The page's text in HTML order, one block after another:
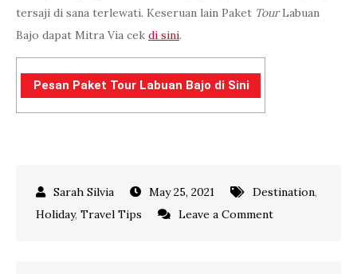
tersaji di sana terlewati. Keseruan lain Paket TourLabuan
Bajo dapat Mitra Via cek di sini.
Pesan Paket Tour Labuan Bajo di Sini
May 25, 2021 Destination,
Holiday, Travel Tips Leave a Commenton